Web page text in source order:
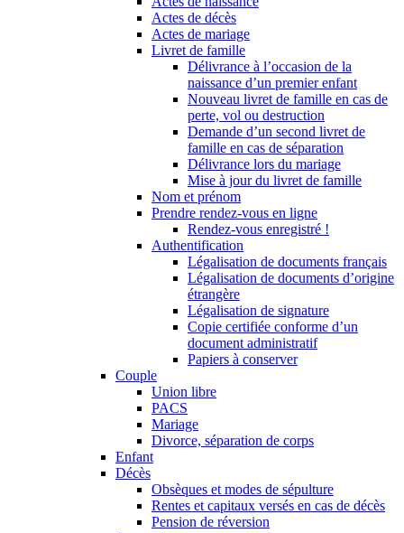
Actes de décès
Actes de mariage
Livret de famille
Délivrance à l’occasion de la
naissance d’un premier enfant
Nouveau livret de famille en cas de
perte, vol ou destruction
Demande d’un second livret de
famille en cas de séparation
Délivrance lors du mariage
Mise à jour du livret de famille
Nom et prénom
Prendre rendez-vous en ligne
Rendez-vous enregistré !
Authentification
Légalisation de documents français
Légalisation de documents d’origine
étrangère
Légalisation de signature
Copie certifiée conforme d’un
document administratif
Papiers à conserver
Couple
Union libre
PACS
Mariage
Divorce, séparation de corps
Enfant
Décès
Obsèques et modes de sépulture
Rentes et capitaux versés en cas de décès
Pension de réversion